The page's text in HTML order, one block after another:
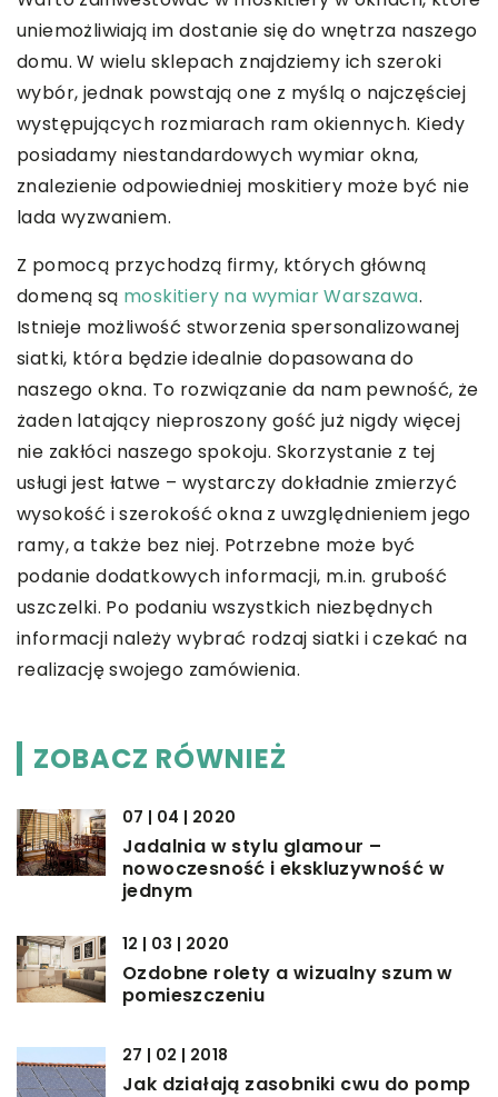
uniemożliwiają im dostanie się do wnętrza naszego
domu. W wielu sklepach znajdziemy ich szeroki
wybór, jednak powstają one z myślą o najczęściej
występujących rozmiarach ram okiennych. Kiedy
posiadamy niestandardowych wymiar okna,
znalezienie odpowiedniej moskitiery może być nie
lada wyzwaniem.
Z pomocą przychodzą firmy, których główną
domeną są moskitiery na wymiar Warszawa.
Istnieje możliwość stworzenia spersonalizowanej
siatki, która będzie idealnie dopasowana do
naszego okna. To rozwiązanie da nam pewność, że
żaden latający nieproszony gość już nigdy więcej
nie zakłóci naszego spokoju. Skorzystanie z tej
usługi jest łatwe – wystarczy dokładnie zmierzyć
wysokość i szerokość okna z uwzględnieniem jego
ramy, a także bez niej. Potrzebne może być
podanie dodatkowych informacji, m.in. grubość
uszczelki. Po podaniu wszystkich niezbędnych
informacji należy wybrać rodzaj siatki i czekać na
realizację swojego zamówienia.
ZOBACZ RÓWNIEŻ
07 | 04 | 2020
Jadalnia w stylu glamour –
nowoczesność i ekskluzywność w
jednym
12 | 03 | 2020
Ozdobne rolety a wizualny szum w
pomieszczeniu
27 | 02 | 2018
Jak działają zasobniki cwu do pomp